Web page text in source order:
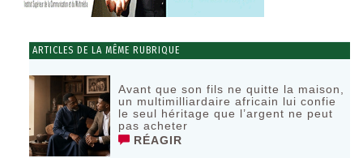
ARTICLES DE LA MÊME RUBRIQUE
Avant que son fils ne quitte la maison,
un multimilliardaire africain lui confie
le seul héritage que l’argent ne peut
pas acheter
RÉAGIR